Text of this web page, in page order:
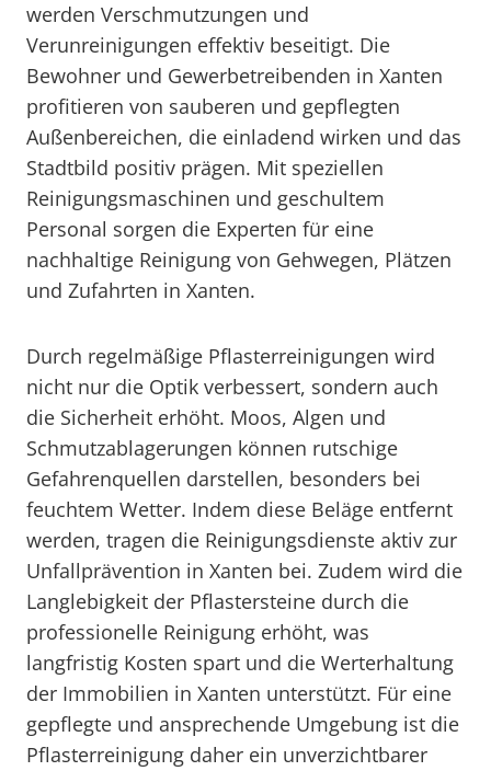
werden Verschmutzungen und
Verunreinigungen effektiv beseitigt. Die
Bewohner und Gewerbetreibenden in Xanten
profitieren von sauberen und gepflegten
Außenbereichen, die einladend wirken und das
Stadtbild positiv prägen. Mit speziellen
Reinigungsmaschinen und geschultem
Personal sorgen die Experten für eine
nachhaltige Reinigung von Gehwegen, Plätzen
und Zufahrten in Xanten.
Durch regelmäßige Pflasterreinigungen wird
nicht nur die Optik verbessert, sondern auch
die Sicherheit erhöht. Moos, Algen und
Schmutzablagerungen können rutschige
Gefahrenquellen darstellen, besonders bei
feuchtem Wetter. Indem diese Beläge entfernt
werden, tragen die Reinigungsdienste aktiv zur
Unfallprävention in Xanten bei. Zudem wird die
Langlebigkeit der Pflastersteine durch die
professionelle Reinigung erhöht, was
langfristig Kosten spart und die Werterhaltung
der Immobilien in Xanten unterstützt. Für eine
gepflegte und ansprechende Umgebung ist die
Pflasterreinigung daher ein unverzichtbarer